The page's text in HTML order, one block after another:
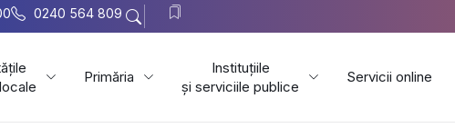
0240 564 809
Primăria
Instituțiile
și serviciile publice
Servicii online